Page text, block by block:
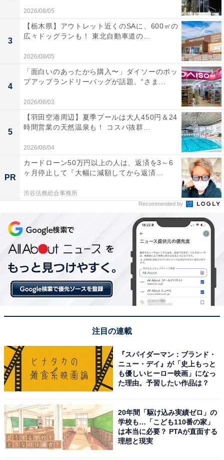
2026/08/05
3
【栃木県】アウトレット近くのSAに、600㎡の
広々ドッグランも！ 東北自動車道の...
2026/08/05
4
「面白いのあったから購入〜」ダイソーのポッ
プアップランドリーバッグが話題。“さま...
2026/08/03
5
【羽田空港周辺】夏季プールは大人450円＆24
時間営業の天然温泉も！ コスパ抜群...
2026/08/04
PR
カードローン50万円以上の人は、返済を3～6
ヶ月停止して『大幅に減額してから返済...
渋谷法務総合事務所
Recommended by
注目の連載
『スパイダーマン：ブランド・
ニュー・デイ』が「史上もっと
も優しいヒーロー映画」になっ
た理由。予習したい作品は？
20年間「駆け込み実績ゼロ」の
学校も…「こども110番の家」
は本当に必要？ PTAが直面する
理想と現実